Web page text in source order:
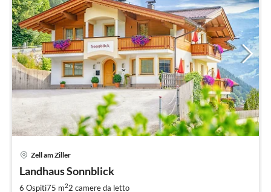
Zell am Ziller
Landhaus Sonnblick
6 Ospiti75 m22 camere da letto